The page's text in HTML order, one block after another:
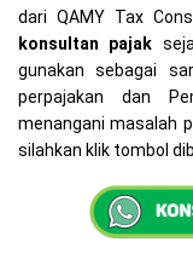
dari QAMY Tax
konsultan pajak
gunakan sebagai
perpajakan dan
menangani masalah
silahkan klik tombol